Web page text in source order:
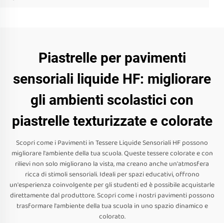
Piastrelle per pavimenti
sensoriali liquide HF: migliorare
gli ambienti scolastici con
piastrelle texturizzate e colorate
Scopri come i Pavimenti in Tessere Liquide Sensoriali HF possono
migliorare l'ambiente della tua scuola. Queste tessere colorate e con
rilievi non solo migliorano la vista, ma creano anche un'atmosfera
ricca di stimoli sensoriali. Ideali per spazi educativi, offrono
un'esperienza coinvolgente per gli studenti ed è possibile acquistarle
direttamente dal produttore. Scopri come i nostri pavimenti possono
trasformare l'ambiente della tua scuola in uno spazio dinamico e
colorato.